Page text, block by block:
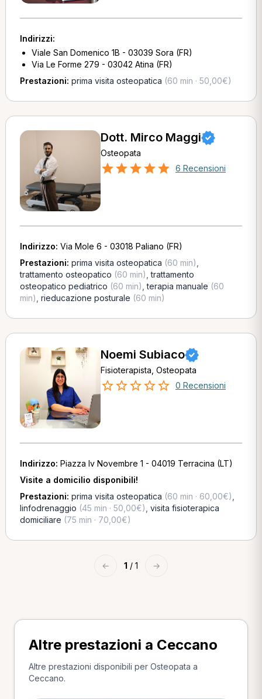
Indirizzi:
Viale San Domenico 1B - 03039 Sora (FR)
Via Le Forme 279 - 03042 Atina (FR)
Prestazioni: prima visita osteopatica (60 min · 50,00€)
Dott. Mirco Maggi
Osteopata
6 Recensioni
Indirizzo: Via Mole 6 - 03018 Paliano (FR)
Prestazioni: prima visita osteopatica (60 min)
trattamento osteopatico (60 min) ,trattamento
osteopatico pediatrico (60 min) ,terapia manuale (60
min) rieducazione posturale (60 min)
Noemi Subiaco
Fisioterapista, Osteopata
0 Recensioni
Indirizzo: Piazza Iv Novembre 1 - 04019 Terracina (LT)
Visite a domicilio disponibili!
Prestazioni: prima visita osteopatica (60 min · 60,00€)
linfodrenaggio (45 min · 50,00€) visita fisioterapica
domiciliare (75 min · 70,00€)
← 1 / 1 →
Altre prestazioni a Ceccano
Altre prestazioni disponibili per Osteopata a
Ceccano.